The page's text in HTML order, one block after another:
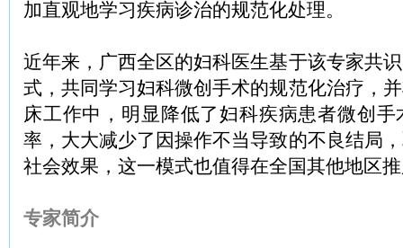
加直观地学习疾病诊治的规范化处理。
近年来，广西全区的妇科医生基于该专家共
式，共同学习妇科微创手术的规范化治疗，
床工作中，明显降低了妇科疾病患者微创
率，大大减少了因操作不当导致的不良结局
社会效果，这一模式也值得在全国其他地区
专家简介